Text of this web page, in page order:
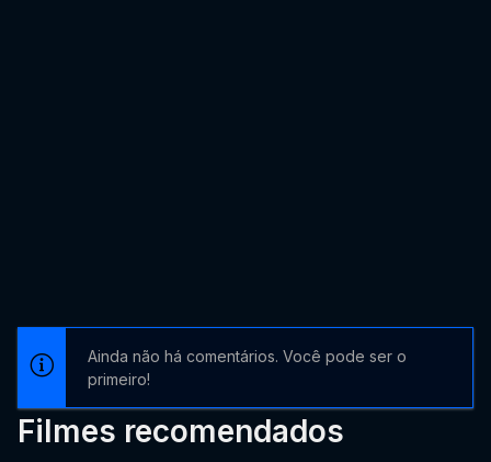
Ainda não há comentários. Você pode ser o
primeiro!
Filmes recomendados